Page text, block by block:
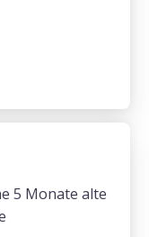
5 Monate alte